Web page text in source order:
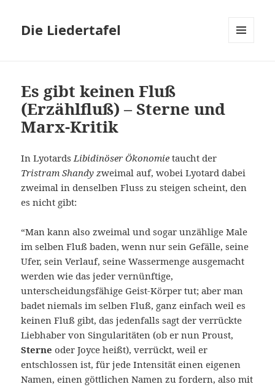
Die Liedertafel
Es gibt keinen Fluß
(Erzählfluß) – Sterne und
Marx-Kritik
In LyotardsLibidinöser Ökonomie taucht der
Tristram Shandy zweimal auf, wobei Lyotard dabei
zweimal in denselben Fluss zu steigen scheint, den
es nicht gibt:
“Man kann also zweimal und sogar unzählige Male
im selben Fluß baden, wenn nur sein Gefälle, seine
Ufer, sein Verlauf, seine Wassermenge ausgemacht
werden wie das jeder vernünftige,
unterscheidungsfähige Geist-Körper tut; aber man
badet niemals im selben Fluß, ganz einfach weil es
keinen Fluß gibt, das jedenfalls sagt der verrückte
Liebhaber von Singularitäten (ob er nun Proust,
Sterne oder Joyce heißt), verrückt, weil er
entschlossen ist, für jede Intensität einen eigenen
Namen, einen göttlichen Namen zu fordern, also mit